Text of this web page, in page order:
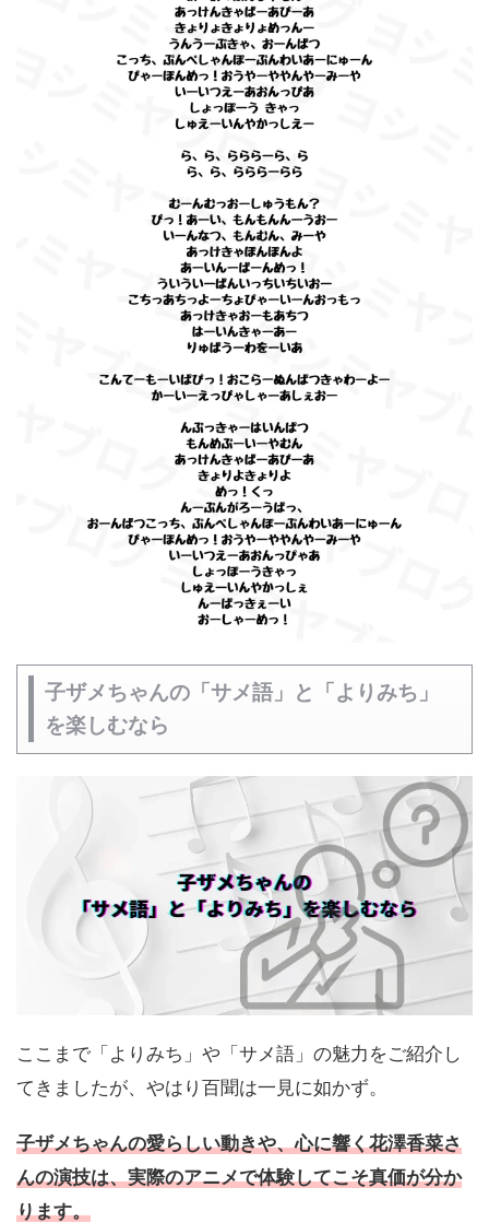
子ザメちゃんの「サメ語」と「よりみち」
を楽しむなら
ここまで「よりみち」や「サメ語」の魅力をご紹介し
てきましたが、やはり百聞は一見に如かず。
子ザメちゃんの愛らしい動きや、心に響く花澤香菜さ
んの演技は、実際のアニメで体験してこそ真価が分か
ります。